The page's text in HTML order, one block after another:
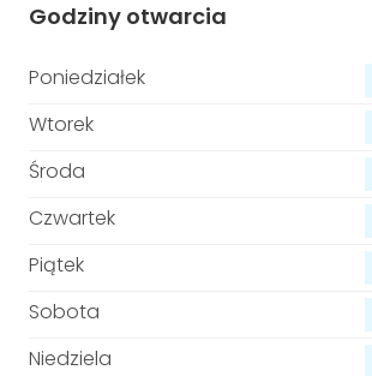
Godziny otwarcia
Poniedziałek
Wtorek
Środa
Czwartek
Piątek
Sobota
Niedziela